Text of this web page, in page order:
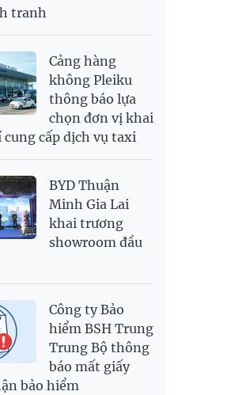
26,000 26,030 26,410
tranh
Cảng hàng
không Pleiku
thông báo lựa
chọn đơn vị khai
cấp dịch vụ taxi
BYD Thuận
Minh Gia Lai
khai trương
showroom đầu
Công ty Bảo
hiểm BSH Trung
Trung Bộ thông
báo mất giấy
bảo hiểm